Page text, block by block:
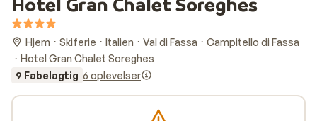
Hjem Skiferie Italien Val di Fassa
Campitello di Fassa
Hotel Gran Chalet Soreghes
9 Fabelagtig 6 oplevelser